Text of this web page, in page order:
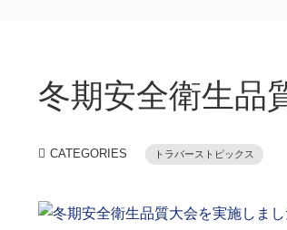
冬期安全衛生品
CATEGORIES トラバーストピックス